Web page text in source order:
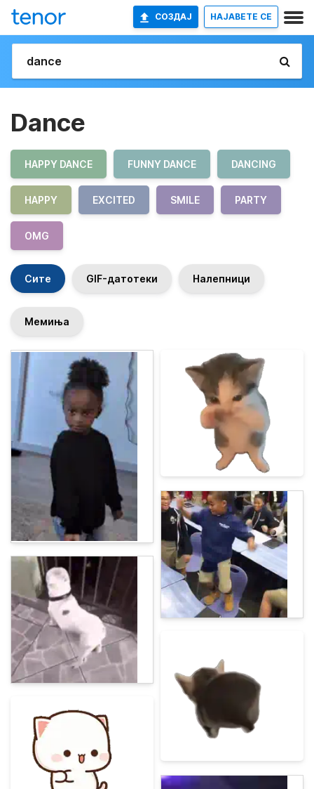
СОЗДАЈ НАЈАВETE СЕ
Dance
HAPPY DANCE FUNNY DANCE DANCING
HAPPY EXCITED SMILE PARTY
OMG
Сите GIF-датотеки Налепници
Мемиња